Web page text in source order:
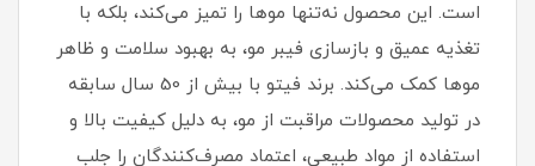
است. این محصول نه‌تنها موها را تمیز می‌کند، بلکه با
تغذیه عمیق و بازسازی فیبر مو، به بهبود سلامت و ظاهر
موها کمک می‌کند. برند فیتو با بیش از 50 سال سابقه
در تولید محصولات مراقبت از مو، به دلیل کیفیت بالا و
استفاده از مواد طبیعی، اعتماد مصرف‌کنندگان را جلب